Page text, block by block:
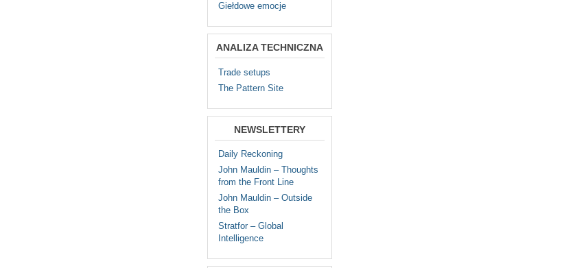
Giełdowe emocje
ANALIZA TECHNICZNA
Trade setups
The Pattern Site
NEWSLETTERY
Daily Reckoning
John Mauldin – Thoughts
from the Front Line
John Mauldin – Outside
the Box
Stratfor – Global
Intelligence